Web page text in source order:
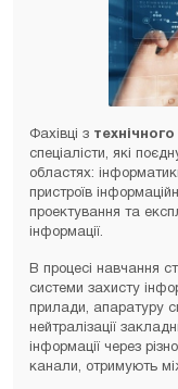
Фахівці з
спеціалісти, які
областях:
пристроїв
проектування та
інформації.
В процесі навчання
системи захисту
прилади, апаратуру
нейтралізації
інформації через
канали, отримують